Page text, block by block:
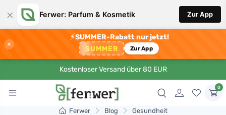
× Ferwer: Parfum & Kosmetik Zur App
×
⚡SUMMER-Rabatt nur jetzt!
SUMMER Zur App
Kostenloser Versand über 80 EUR
0
Ferwer Blog Gesundheit